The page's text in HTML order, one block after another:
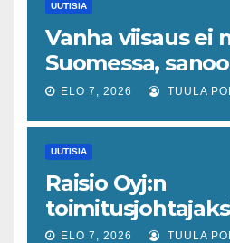
UUTISIA
Vanha viisaus ei
Suomessa,
joka odottaa
piristymistä
ELO 7, 2026 TUULA
UUTISIA
Raisio Oyj:n
ELO 7, 2026 TUULA